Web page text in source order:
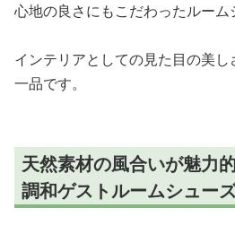
心地の良さにもこだわったルーム
インテリアとしての見た目の美
一品です。
天然素材の風合いが魅力
調和ゲストルームシュー